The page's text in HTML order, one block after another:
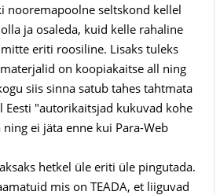
nooremapoolne seltskond kellel
ja osaleda, kuid kelle rahaline
eriti roosiline. Lisaks tuleks
on koopiakaitse all ning
siis sinna satub tahes tahtmata
"autorikaitsjad kukuvad kohe
ei jäta enne kui Para-Web
hetkel üle eriti üle pingutada.
mis on TEADA, et liiguvad